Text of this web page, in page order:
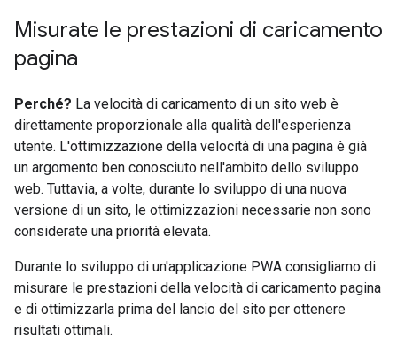
Misurate le prestazioni di caricamento
pagina
Perché? La velocità di caricamento di un sito web è
direttamente proporzionale alla qualità dell'esperienza
utente. L'ottimizzazione della velocità di una pagina è già
un argomento ben conosciuto nell'ambito dello sviluppo
web. Tuttavia, a volte, durante lo sviluppo di una nuova
versione di un sito, le ottimizzazioni necessarie non sono
considerate una priorità elevata.
Durante lo sviluppo di un'applicazione PWA consigliamo di
misurare le prestazioni della velocità di caricamento pagina
e di ottimizzarla prima del lancio del sito per ottenere
risultati ottimali.